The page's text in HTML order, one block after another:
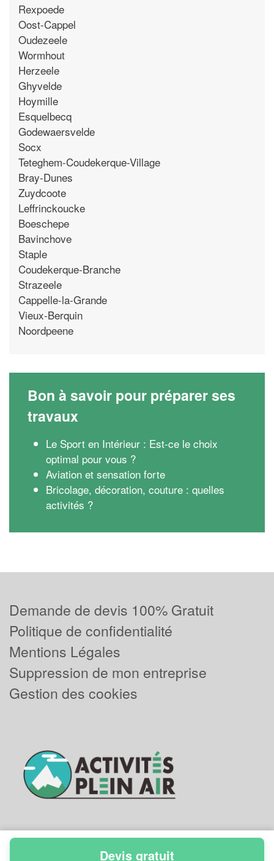
Rexpoede
Oost-Cappel
Oudezeele
Wormhout
Herzeele
Ghyvelde
Hoymille
Esquelbecq
Godewaersvelde
Socx
Teteghem-Coudekerque-Village
Bray-Dunes
Zuydcoote
Leffrinckoucke
Boeschepe
Bavinchove
Staple
Coudekerque-Branche
Strazeele
Cappelle-la-Grande
Vieux-Berquin
Noordpeene
Bon à savoir pour préparer ses
travaux
Le Sport en Intérieur : Est-ce le choix
optimal pour vous ?
Aviation et sensation forte
Bricolage, décoration, couture : quelles
activités ?
Demande de devis 100% Gratuit
Politique de confidentialité
Mentions Légales
Suppression de mon entreprise
Gestion des cookies
Devis gratuit